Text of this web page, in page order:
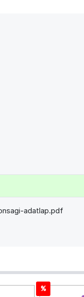
adatlap.pdf